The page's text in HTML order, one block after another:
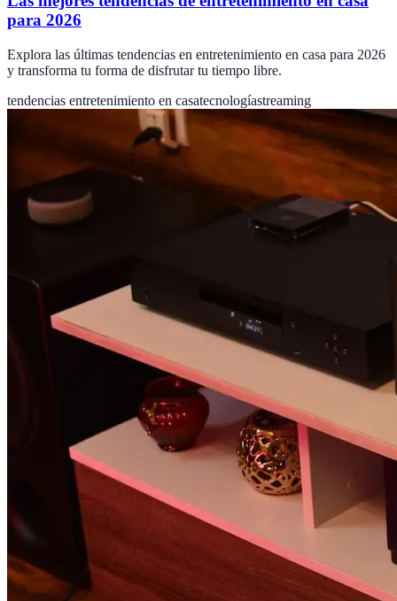
para 2026
Explora las últimas tendencias en entretenimiento en casa para 2026
y transforma tu forma de disfrutar tu tiempo libre.
tendencias entretenimiento en casatecnologíastreaming